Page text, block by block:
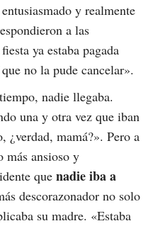
y realmente
a las
ya estaba pagada
no la pude cancelar».
nadie llegaba.
una y otra vez que iban
¿verdad, mamá?». Pero a
más ansioso y
que nadie iba a
descorazonador no solo
su madre. «Estaba